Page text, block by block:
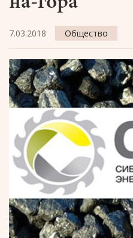
7.03.2018 Общество